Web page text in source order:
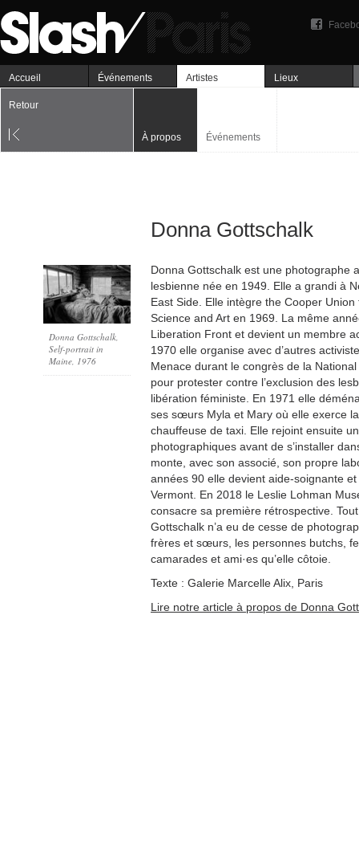
Accueil Événements Artistes Lieux
Retour
À propos Événements
Donna Gottschalk
Donna Gottschalk,
Self-portrait in
Maine, 1976
Donna Gottschalk est une photographe
lesbienne née en 1949. Elle a grandi à
East Side. Elle intègre the Cooper
Science and Art en 1969. La même
Liberation Front et devient un membre
1970 elle organise avec d’autres
Menace durant le congrès de la
pour protester contre l’exclusion des
libération féministe. En 1971 elle
ses sœurs Myla et Mary où elle exerce
chauffeuse de taxi. Elle rejoint ensuite
photographiques avant de s’installer
monte, avec son associé, son propre
années 90 elle devient aide-soignante et
Vermont. En 2018 le Leslie Lohman
consacre sa première rétrospective.
Gottschalk n’a eu de cesse de
frères et sœurs, les personnes butchs,
camarades et ami·es qu’elle côtoie.
Texte : Galerie Marcelle Alix, Paris
Lire notre article à propos de Donna